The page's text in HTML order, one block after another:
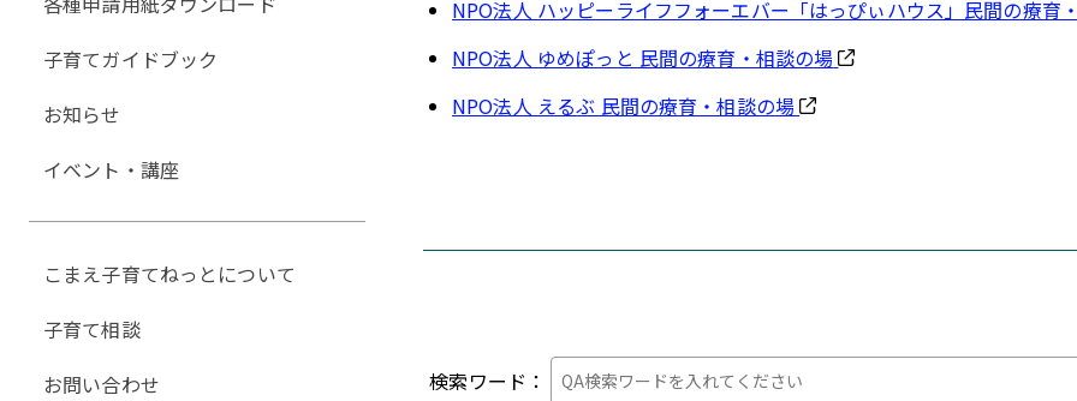
NPO法人 ハッピーライフフォーエバー「はっぴぃハウス」民間の療育
NPO法人 ゆめぽっと 民間の療育・相談の場
NPO法人 えるぶ 民間の療育・相談の場
検索ワード：
子育てガイドブック
お知らせ
イベント・講座
こまえ子育てねっとについて
子育て相談
お問い合わせ